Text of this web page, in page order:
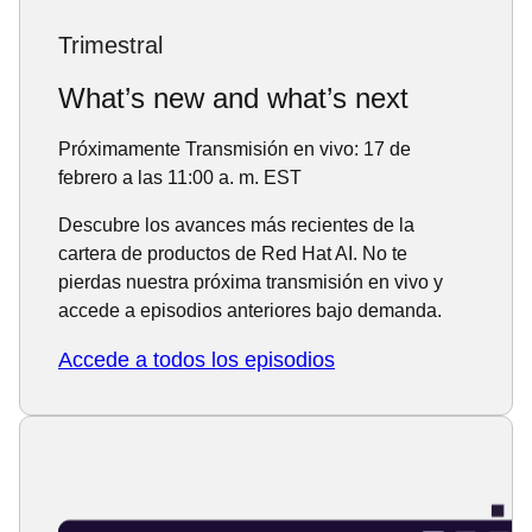
Trimestral
What’s new and what’s next
Próximamente Transmisión en vivo: 17 de
febrero a las 11:00 a. m. EST
Descubre los avances más recientes de la
cartera de productos de Red Hat AI. No te
pierdas nuestra próxima transmisión en vivo y
accede a episodios anteriores bajo demanda.
Accede a todos los episodios